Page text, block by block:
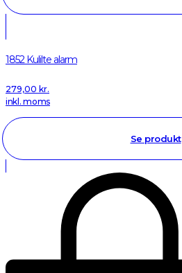
1852 Kulilte alarm
279,00 kr.
inkl. moms
Se produkt